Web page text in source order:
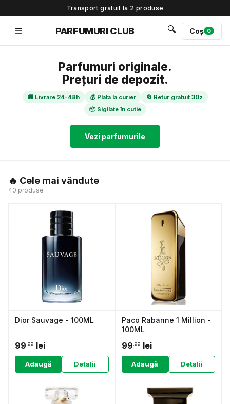
Transport gratuit la 2 produse
☰ PARFUMURI CLUB 🔍 Coș 0
Parfumuri originale.
Prețuri de depozit.
🚚 Livrare 24-48h 💰 Plata la curier
🔄 Retur gratuit 30z
📦 Sigilate în cutie
Vezi parfumurile
🔥 Cele mai vândute
40 produse
Dior Sauvage - 100ML
99 .99 lei
Adaugă Detalii
Paco Rabanne 1 Million -
100ML
99 .99 lei
Adaugă Detalii